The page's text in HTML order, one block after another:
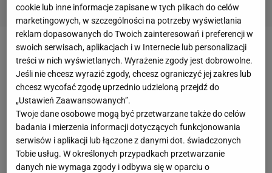
Johnson zwrócił uwagę środowiska skoków
narciarskich w czasie styczniowych mistrzostw
Norwegiiw Trondheim, gdy czarnoskóryzawodnik
skoczył 108 metrów i zajął 42. miejsce. Skoczek
urodził się w Etiopii, został zaadoptowany przez
norweską rodzinę. Sportowo rozwijał się już właśnie
w Skandynawii.
cookie lub inne informacje zapisane w tych plikach do celów
marketingowych, w szczególności na potrzeby wyświetlania
reklam dopasowanych do Twoich zainteresowań i preferencji w
swoich serwisach, aplikacjach i w Internecie lub personalizacji
treści w nich wyświetlanych. Wyrażenie zgody jest dobrowolne.
Jeśli nie chcesz wyrazić zgody, chcesz ograniczyć jej zakres lub
chcesz wycofać zgodę uprzednio udzieloną przejdź do
„Ustawień Zaawansowanych”.
Twoje dane osobowe mogą być przetwarzane także do celów
badania i mierzenia informacji dotyczących funkcjonowania
serwisów i aplikacji lub łączone z danymi dot. świadczonych
Tobie usług. W określonych przypadkach przetwarzanie
danych nie wymaga zgody i odbywa się w oparciu o